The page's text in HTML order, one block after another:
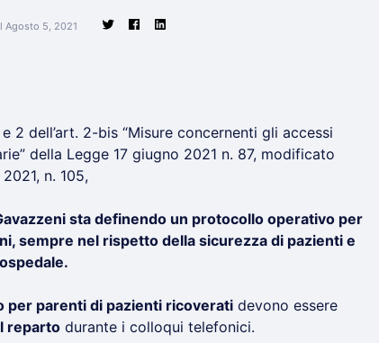
Agosto 5, 2021
2 dell’art. 2-bis “Misure concernenti gli accessi
della Legge 17 giugno 2021 n. 87, modificato
n. 105,
sta definendo un protocollo operativo per
sempre nel rispetto della sicurezza di pazienti e
per parenti di pazienti ricoverati devono essere
reparto durante i colloqui telefonici.